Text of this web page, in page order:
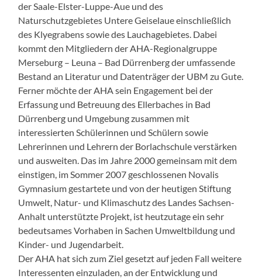
der Saale-Elster-Luppe-Aue und des
Naturschutzgebietes Untere Geiselaue einschließlich
des Klyegrabens sowie des Lauchagebietes. Dabei
kommt den Mitgliedern der AHA-Regionalgruppe
Merseburg – Leuna – Bad Dürrenberg der umfassende
Bestand an Literatur und Datenträger der UBM zu Gute.
Ferner möchte der AHA sein Engagement bei der
Erfassung und Betreuung des Ellerbaches in Bad
Dürrenberg und Umgebung zusammen mit
interessierten Schülerinnen und Schülern sowie
Lehrerinnen und Lehrern der Borlachschule verstärken
und ausweiten. Das im Jahre 2000 gemeinsam mit dem
einstigen, im Sommer 2007 geschlossenen Novalis
Gymnasium gestartete und von der heutigen Stiftung
Umwelt, Natur- und Klimaschutz des Landes Sachsen-
Anhalt unterstützte Projekt, ist heutzutage ein sehr
bedeutsames Vorhaben in Sachen Umweltbildung und
Kinder- und Jugendarbeit.
Der AHA hat sich zum Ziel gesetzt auf jeden Fall weitere
Interessenten einzuladen, an der Entwicklung und